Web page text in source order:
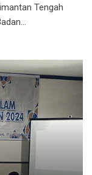
Tengah